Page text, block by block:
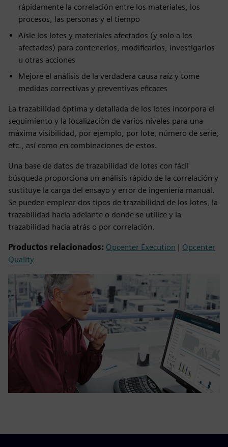
rápidamente la correlación entre los materiales, los
procesos, las personas y el tiempo
Aísle los lotes y materiales afectados (y solo a los
afectados) para contenerlos, modificarlos, investigarlos
u otras acciones
Mejore el análisis de la verdadera causa raíz y tome
medidas correctivas y preventivas eficaces
La trazabilidad óptima y detallada de los lotes incorpora el
seguimiento y la localización de varios niveles para una
máxima visibilidad, por ejemplo, por lote, número de serie,
etc., así como en combinaciones de estos.
Una base de datos de trazabilidad de lotes con fácil
búsqueda proporciona un análisis rápido de la correlación y
sustituye la carga del ensayo y error de ingeniería manual.
Se pueden emplear dos tipos de trazabilidad de los lotes, la
trazabilidad hacia adelante o donde se utilice y la
trazabilidad hacia atrás o por correlación.
Productos relacionados: Opcenter Execution | Opcenter
Quality